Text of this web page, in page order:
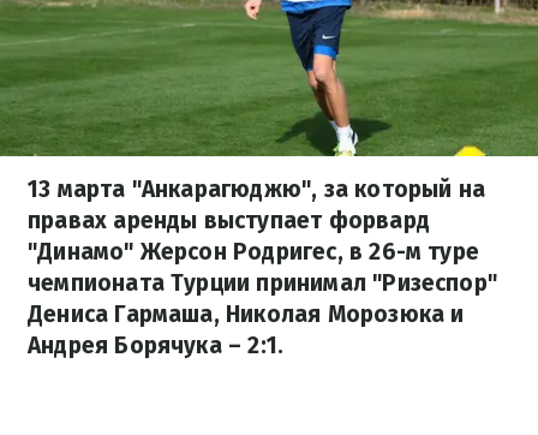
13 марта "Анкарагюджю", за который на
правах аренды выступает форвард
"Динамо" Жерсон Родригес, в 26-м туре
чемпионата Турции принимал "Ризеспор"
Дениса Гармаша, Николая Морозюка и
Андрея Борячука – 2:1.